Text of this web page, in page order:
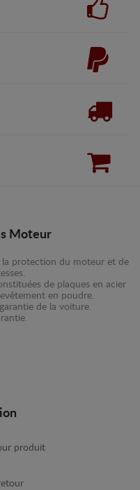
Moteur
protection du moteur et de
de plaques en acier
en poudre.
de la voiture.
produit